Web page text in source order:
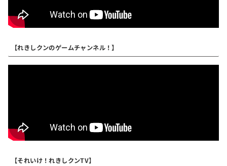
【れきしクンのゲームチャンネル！】
【それいけ！れきしクンTV】